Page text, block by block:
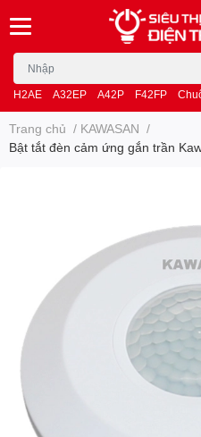
H2AE A32EP A42P F42FP
Trang chủ / KAWASAN /
Bật tắt đèn cảm ứng gắn trần